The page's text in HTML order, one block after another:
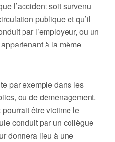
l’accident soit survenu
publique et qu’il
par l’employeur, ou un
à la même
par exemple dans les
ou de déménagement.
pourrait être victime le
conduit par un collègue
donnera lieu à une